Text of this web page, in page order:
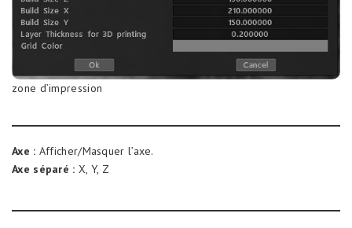
zone d’impression
Axe : Afficher/Masquer l’axe.
Axe séparé : X, Y, Z